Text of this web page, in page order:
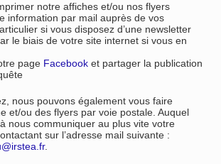
notre affiches et/ou nos flyers
information par mail auprès de vos
si vous disposez d’une newsletter
le biais de votre site internet si vous en
page Facebook et partager la publication
nous pouvons également vous faire
et/ou des flyers par voie postale. Auquel
nous communiquer au plus vite votre
sur l’adresse mail suivante :
.